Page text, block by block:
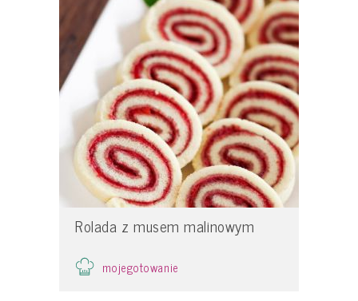
Rolada z musem malinowym
mojegotowanie